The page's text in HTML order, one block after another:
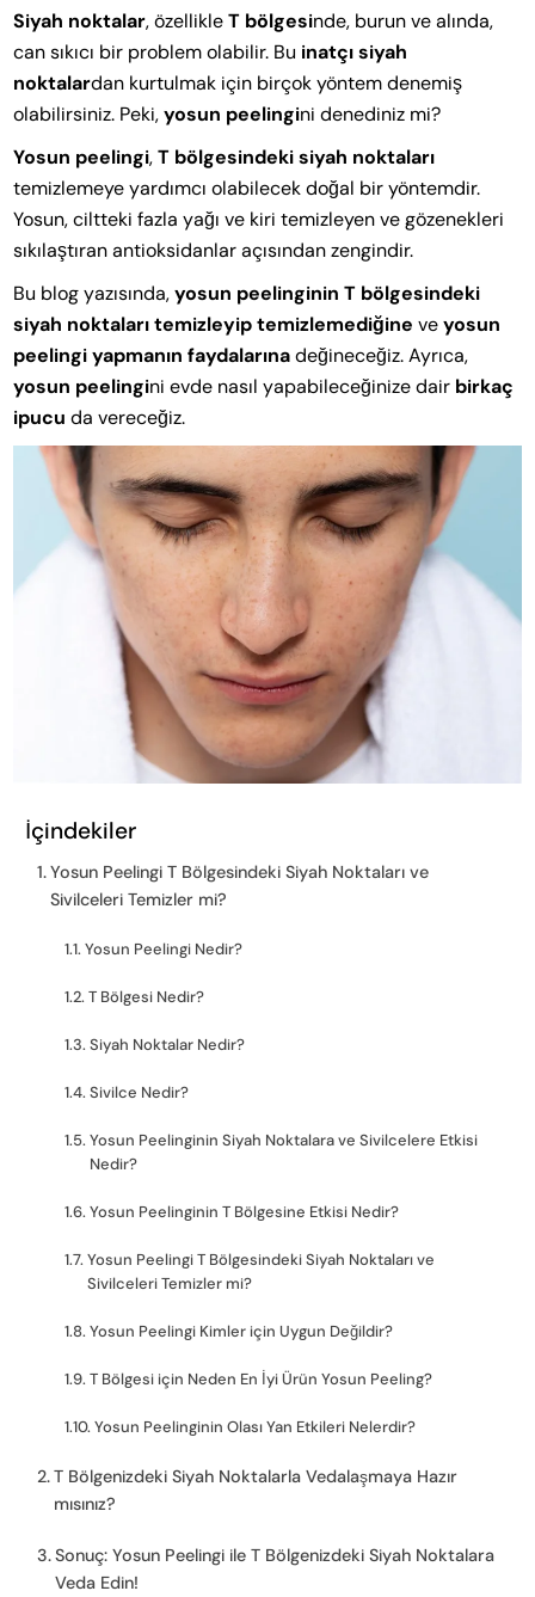
Siyah noktalar, özellikleT bölgesinde, burun ve alında,
can sıkıcı bir problem olabilir. Bu inatçı siyah
noktalardan kurtulmak için birçok yöntem denemiş
olabilirsiniz. Peki,yosun peelingini denediniz mi?
Yosun peelingi,T bölgesindeki siyah noktaları
temizlemeye yardımcı olabilecek doğal bir yöntemdir.
Yosun, ciltteki fazla yağı ve kiri temizleyen ve gözenekleri
sıkılaştıran antioksidanlar açısından zengindir.
Bu blog yazısında,yosun peelinginin T bölgesindeki
siyah noktaları temizleyip temizlemediğine veyosun
peelingi yapmanın faydalarınadeğineceğiz. Ayrıca,
yosun peelingini evde nasıl yapabileceğinize dair birkaç
ipucu da vereceğiz.
İçindekiler
Yosun Peelingi T Bölgesindeki Siyah Noktaları ve
Sivilceleri Temizler mi?
Yosun Peelingi Nedir?
T Bölgesi Nedir?
Siyah Noktalar Nedir?
Sivilce Nedir?
Yosun Peelinginin Siyah Noktalara ve Sivilcelere Etkisi
Nedir?
Yosun Peelinginin T Bölgesine Etkisi Nedir?
Yosun Peelingi T Bölgesindeki Siyah Noktaları ve
Sivilceleri Temizler mi?
Yosun Peelingi Kimler için Uygun Değildir?
T Bölgesi için Neden En İyi Ürün Yosun Peeling?
Yosun Peelinginin Olası Yan Etkileri Nelerdir?
T Bölgenizdeki Siyah Noktalarla Vedalaşmaya Hazır
mısınız?
Sonuç: Yosun Peelingi ile T Bölgenizdeki Siyah Noktalara
Veda Edin!